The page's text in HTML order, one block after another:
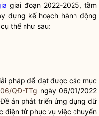
giai đoạn 2022-2025, tầm
dựng kế hoạch hành động
cụ thể như sau:
pháp để đạt được các mục
QĐ-TTg ngày 06/01/2022
án phát triển ứng dụng dữ
điện tử phục vụ việc chuyển